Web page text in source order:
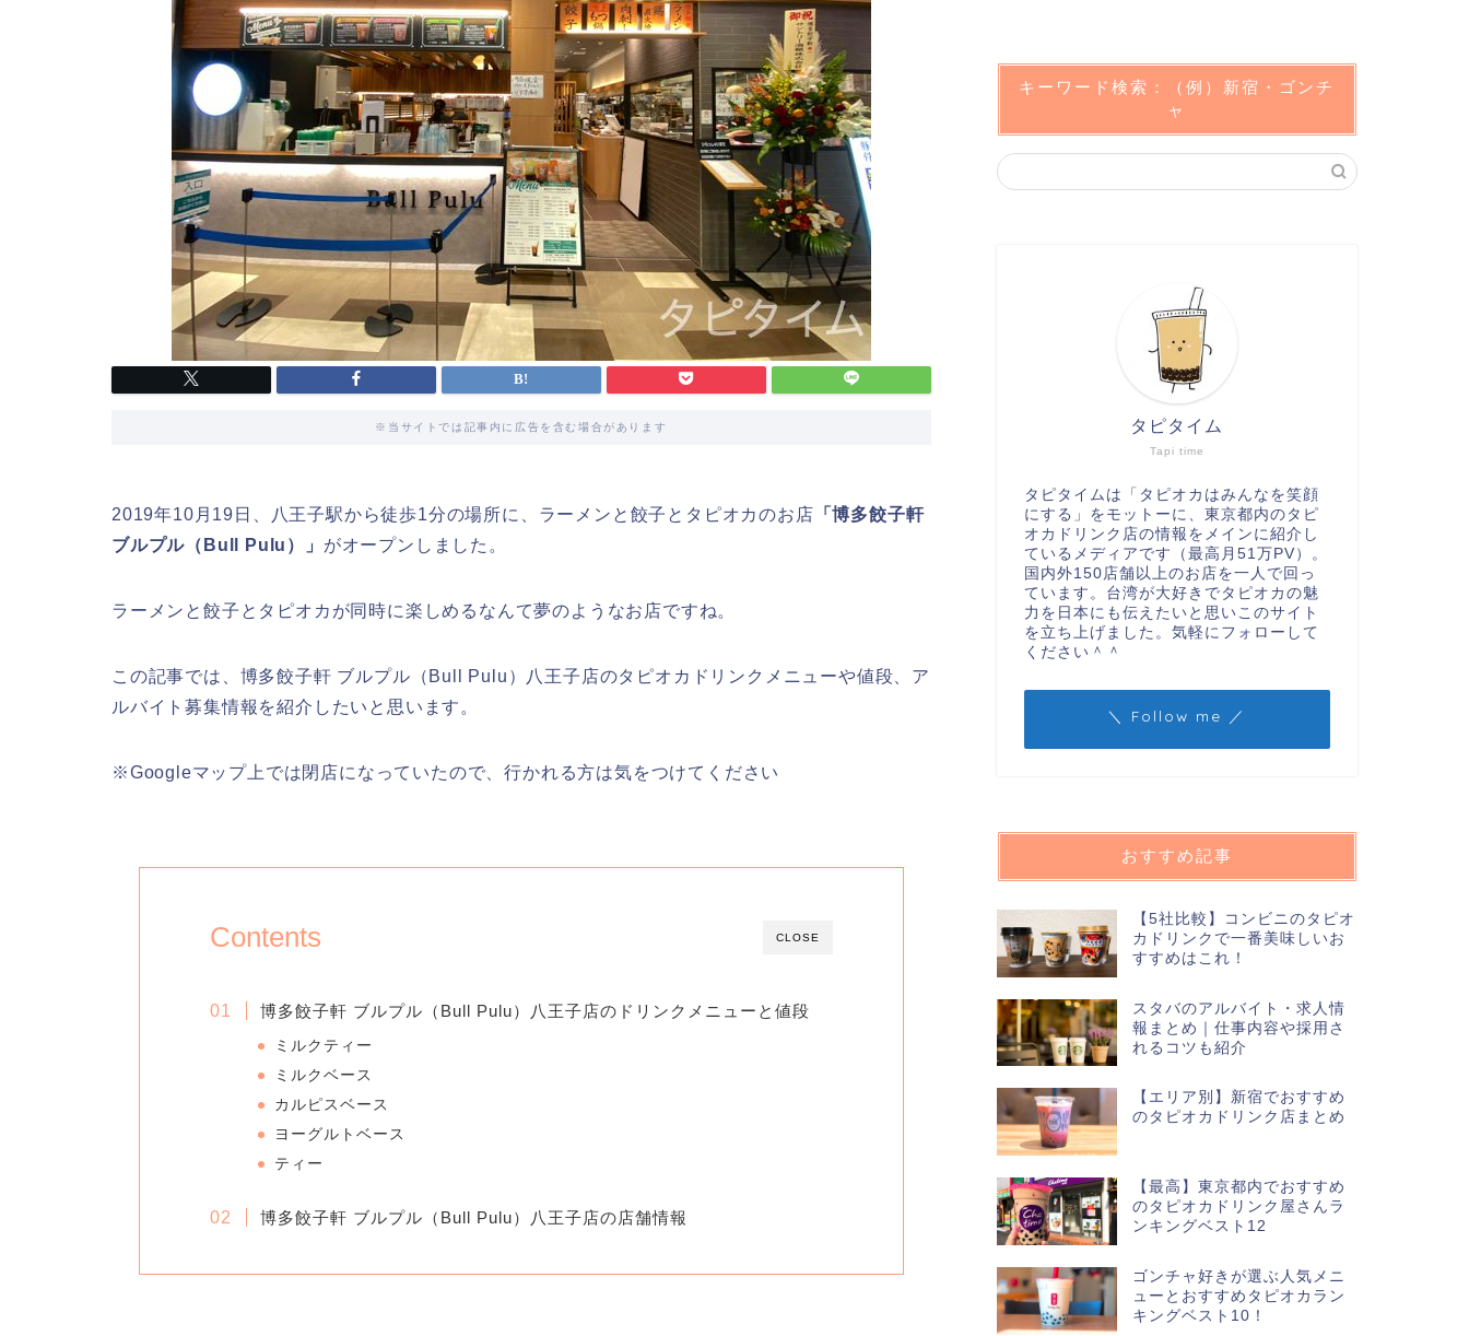
※当サイトでは記事内に広告を含む場合があります
2019年10月19日、八王子駅から徒歩1分の場所に、ラーメンと餃子とタピオカのお店 「博多餃子軒
ブルプル（Bull Pulu）」 がオープンしました。
ラーメンと餃子とタピオカが同時に楽しめるなんて夢のようなお店ですね。
この記事では、博多餃子軒 ブルプル（Bull Pulu）八王子店のタピオカドリンクメニューや値段、ア
ルバイト募集情報を紹介したいと思います。
※Googleマップ上では閉店になっていたので、行かれる方は気をつけてください
CLOSE
Contents
博多餃子軒 ブルプル（Bull Pulu）八王子店のドリンクメニューと値段
ミルクティー
ミルクベース
カルピスベース
ヨーグルトベース
ティー
博多餃子軒 ブルプル（Bull Pulu）八王子店の店舗情報
キーワード検索：（例）新宿・ゴンチ
ャ
Tapi time
タピタイム
タピタイムは「タピオカはみんなを笑顔
にする」をモットーに、東京都内のタピ
オカドリンク店の情報をメインに紹介し
ているメディアです（最高月51万PV）。
国内外150店舗以上のお店を一人で回っ
ています。台湾が大好きでタピオカの魅
力を日本にも伝えたいと思いこのサイト
を立ち上げました。気軽にフォローして
ください＾＾
＼ Follow me ／
おすすめ記事
【5社比較】コンビニのタピオ
カドリンクで一番美味しいお
すすめはこれ！
スタバのアルバイト・求人情
報まとめ｜仕事内容や採用さ
れるコツも紹介
【エリア別】新宿でおすすめ
のタピオカドリンク店まとめ
【最高】東京都内でおすすめ
のタピオカドリンク屋さんラ
ンキングベスト12
ゴンチャ好きが選ぶ人気メニ
ューとおすすめタピオカラン
キングベスト10！